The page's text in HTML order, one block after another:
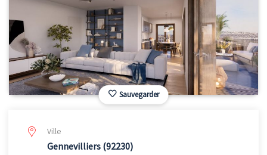
Sauvegarder
Ville
Gennevilliers (92230)